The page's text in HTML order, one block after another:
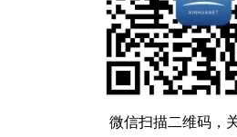
微信扫描二维码，